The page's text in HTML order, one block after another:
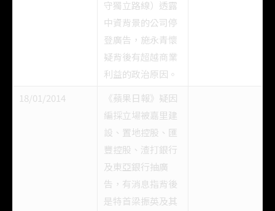
守獨立路線）透露
中資背景的公司停
登廣告，施永青懷
疑背後有超越商業
利益的政治原因。
18/01/2014
《蘋果日報》疑因
編採立場被嘉里建
設、置地控股、匯
豐控股、渣打銀行
及東亞銀行抽廣
告，有消息指背後
是特首梁振英及其